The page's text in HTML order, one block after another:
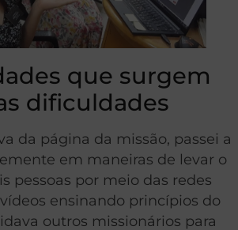
que surgem
dificuldades
da página da missão, passei a
em maneiras de levar o
pessoas por meio das redes
ensinando princípios do
outros missionários para